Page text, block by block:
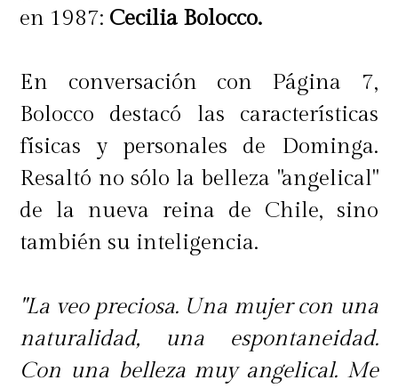
en 1987: Cecilia Bolocco.
En conversación con Página 7,
Bolocco destacó las características
físicas y personales de Dominga.
Resaltó no sólo la belleza "angelical"
de la nueva reina de Chile, sino
también su inteligencia.
"La veo preciosa. Una mujer con una
naturalidad, una espontaneidad.
Con una belleza muy angelical. Me